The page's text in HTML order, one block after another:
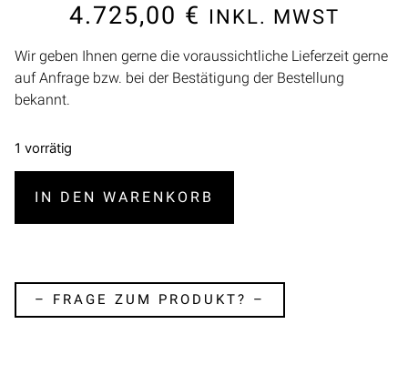
4.725,00 € INKL. MWST
Wir geben Ihnen gerne die voraussichtliche Lieferzeit gerne
auf Anfrage bzw. bei der Bestätigung der Bestellung
bekannt.
1 vorrätig
IN DEN WARENKORB
– FRAGE ZUM PRODUKT? –